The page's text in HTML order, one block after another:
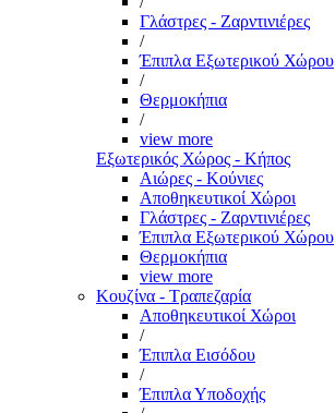
Γλάστρες - Ζαρντινιέρες
/
Έπιπλα Εξωτερικού Χώρου
/
Θερμοκήπια
/
view more
Εξωτερικός Χώρος - Κήπος
Αιώρες - Κούνιες
Αποθηκευτικοί Χώροι
Γλάστρες - Ζαρντινιέρες
Έπιπλα Εξωτερικού Χώρου
Θερμοκήπια
view more
Κουζίνα - Τραπεζαρία
Αποθηκευτικοί Χώροι
/
Έπιπλα Εισόδου
/
Έπιπλα Υποδοχής